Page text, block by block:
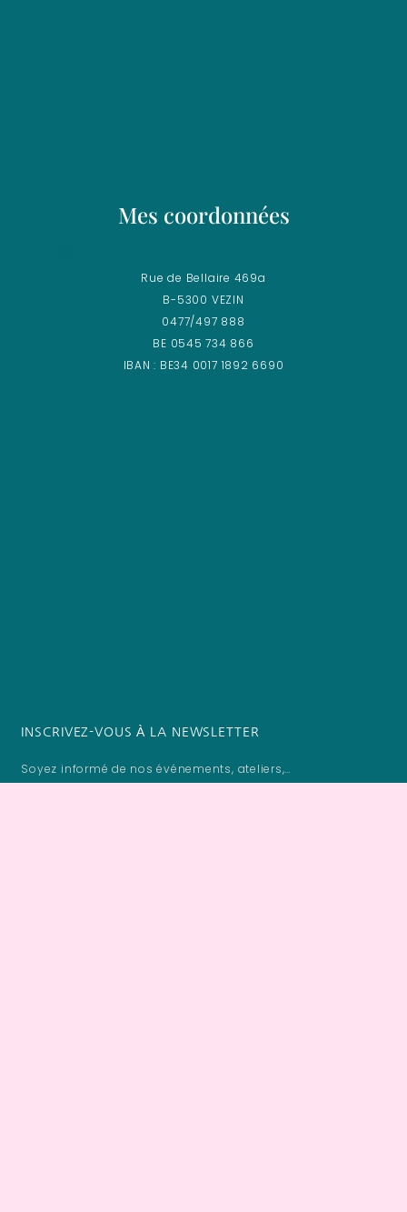
Mes coordonnées
Rue de Bellaire 469a
B-5300 VEZIN
0477/497 888
BE 0545 734 866
IBAN : BE34 0017 1892 6690
INSCRIVEZ-VOUS À LA NEWSLETTER
Soyez informé de nos événements, ateliers,…